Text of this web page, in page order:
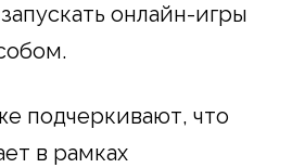
онлайн-игры
подчеркивают, что
в рамках